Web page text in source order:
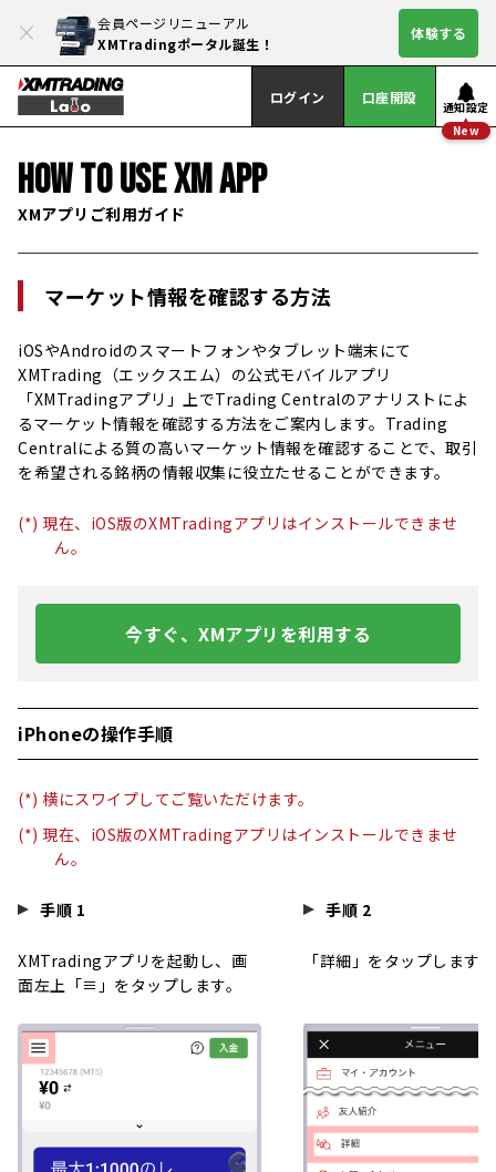
会員ページリニューアル
XMTradingポータル誕生！
体験する
ログイン 口座開設
通知設定
New
HOW TO USE XM APP
XMアプリご利用ガイド
マーケット情報を確認する方法
iOSやAndroidのスマートフォンやタブレット端末にて
XMTrading（エックスエム）の公式モバイルアプリ
「XMTradingアプリ」上でTrading Centralのアナリストによ
るマーケット情報を確認する方法をご案内します。Trading
Centralによる質の高いマーケット情報を確認することで、取引
を希望される銘柄の情報収集に役立たせることができます。
(*) 現在、iOS版のXMTradingアプリはインストールできませ
ん。
今すぐ、XMアプリを利用する
iPhoneの操作手順
(*) 横にスワイプしてご覧いただけます。
(*) 現在、iOS版のXMTradingアプリはインストールできませ
ん。
手順 1
XMTradingアプリを起動し、画
面左上「≡」をタップします。
手順 2
「詳細」をタップします。